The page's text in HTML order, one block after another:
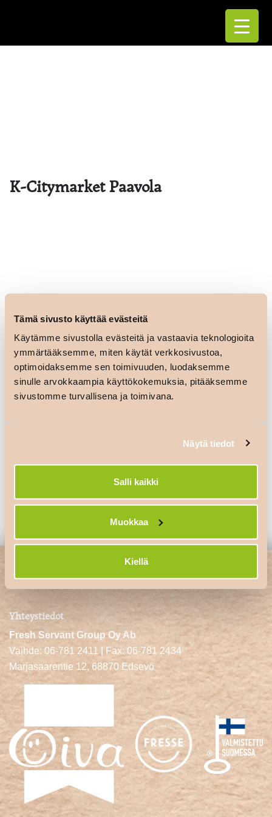
Tämä sivusto käyttää evästeitä
Käytämme sivustolla evästeitä ja vastaavia teknologioita
ymmärtääksemme, miten käytät verkkosivustoa,
optimoidaksemme sen toimivuuden, luodaksemme
sinulle arvokkaampia käyttökokemuksia, pitääksemme
sivustomme turvallisena ja toimivana.
Näytä tiedot
Salli kaikki
Muokkaa
Kiellä
K-Citymarket Paavola
Vastaa
kirjautua sisäänkommentoidaksesi.
Yhteystiedot
Fresh Servant Group Oy Ab
Vaihde: 06-781 2411 | Fax: 06-781 2434
Marjasaarentie 12, 68870 Edsevö